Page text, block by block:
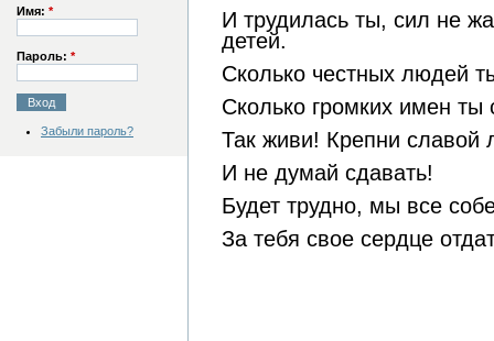
И трудилась ты, сил не
детей.
Сколько честных людей
Сколько громких имен ты
Так живи! Крепни
И не думай сдавать!
Будет трудно, мы все
За тебя свое сердце
Имя: *
Пароль: *
Забыли пароль?